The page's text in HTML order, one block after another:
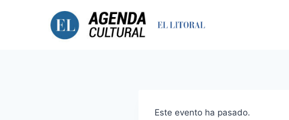
Este evento ha pasado.